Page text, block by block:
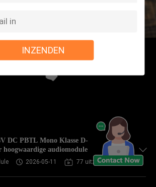
INZENDEN
DC PBTL Mono Klasse D-
audiomodule
2026-05-11 77 uitzichten